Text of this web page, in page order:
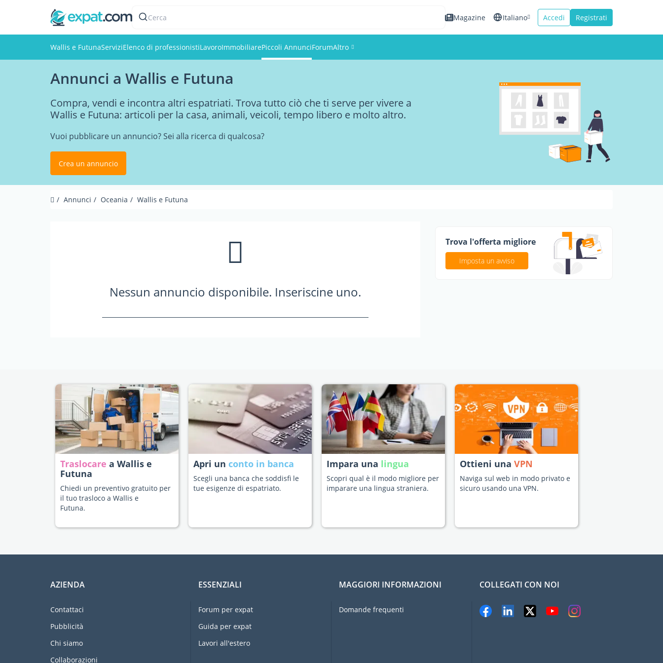
Cerca Magazine Italiano
Français
Accedi Registrati
Wallis e FutunaServiziElenco di professionistiLavoroImmobiliarePiccoli AnnunciForumAltro
Utenti
Annunci a Wallis e Futuna
Compra, vendi e incontra altri espatriati. Trova tutto ciò che ti serve per vivere a
Wallis e Futuna: articoli per la casa, animali, veicoli, tempo libero e molto altro.
Vuoi pubblicare un annuncio? Sei alla ricerca di qualcosa?
Crea un annuncio
Annunci Oceania Wallis e Futuna
Nessun annuncio disponibile. Inseriscine uno.
Trova l'offerta migliore
Imposta un avviso
Traslocare a Wallis e
Futuna
Chiedi un preventivo gratuito per
il tuo trasloco a Wallis e
Futuna.
Apri un conto in banca
Scegli una banca che soddisfi le
tue esigenze di espatriato.
Impara una lingua
Scopri qual è il modo migliore per
imparare una lingua straniera.
Ottieni una VPN
Naviga sul web in modo privato e
sicuro usando una VPN.
AZIENDA
Contattaci
Pubblicità
Chi siamo
Collaborazioni
ESSENZIALI
Forum per expat
Guida per expat
Lavori all'estero
MAGGIORI INFORMAZIONI
Domande frequenti
COLLEGATI CON NOI